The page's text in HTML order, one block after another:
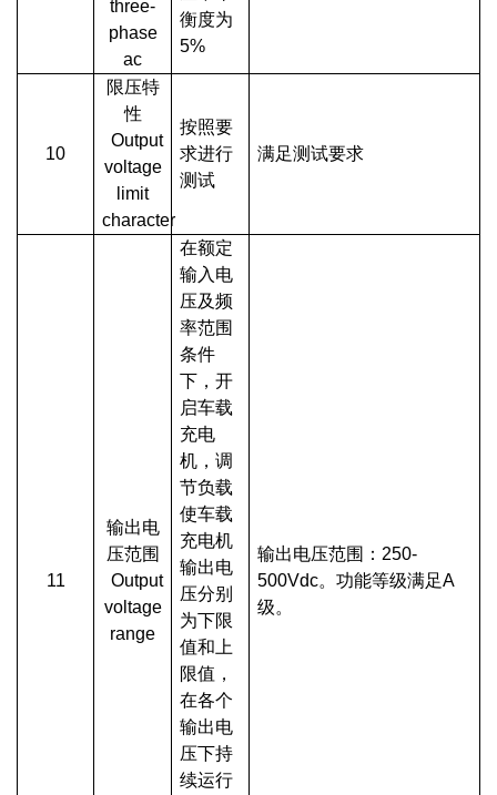
three-
phase
ac
衡度为
5%
10
限压特
性
Output
voltage
limit
character
按照要
求进行
测试
满足测试要求
11
输出电
压范围
Output
voltage
range
在额定
输入电
压及频
率范围
条件
下，开
启车载
充电
机，调
节负载
使车载
充电机
输出电
压分别
为下限
值和上
限值，
在各个
输出电
压下持
续运行
输出电压范围：250-
500Vdc。功能等级满足A
级。